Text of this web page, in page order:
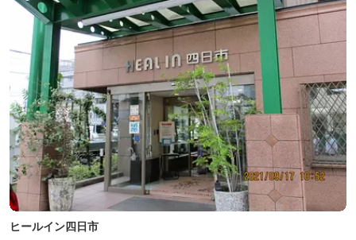
ヒールイン四日市